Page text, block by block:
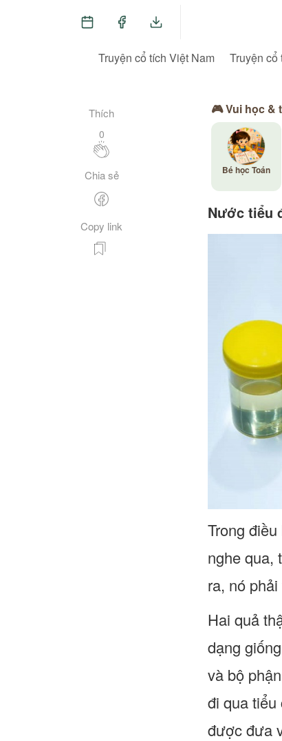
Truyện cổ tích Việt Nam Truyện cổ
Thích
0
Chia sẻ
Copy link
🎮 Vui học &
Bé học Toán
Nước tiểu
Trong
nghe qua,
ra, nó
Hai quả
dạng
và bộ
đi qua
được đưa